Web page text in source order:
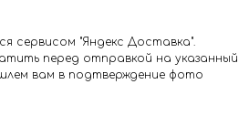
сервисом "Яндекс Доставка".
перед отправкой на указанный
вам в подтверждение фото